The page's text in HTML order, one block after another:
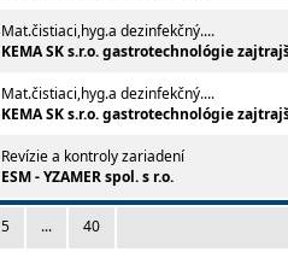
Mat.čistiaci,hyg.a dezinfekčný....
KEMA SK s.r.o. gastrotechnológie
Mat.čistiaci,hyg.a dezinfekčný....
KEMA SK s.r.o. gastrotechnológie
Revízie a kontroly zariadení
ESM - YZAMER spol. s r.o.
5 ... 40